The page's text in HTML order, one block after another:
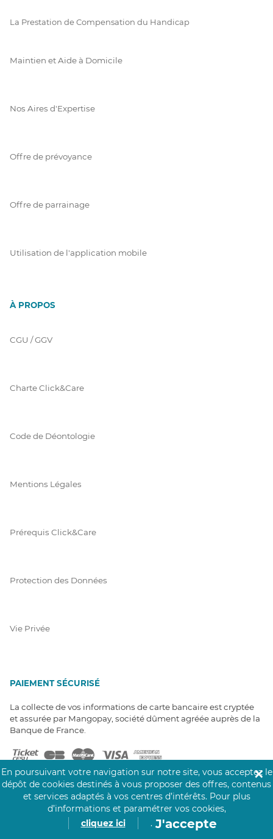
La Prestation de Compensation du Handicap
Maintien et Aide à Domicile
Nos Aires d'Expertise
Offre de prévoyance
Offre de parrainage
Utilisation de l'application mobile
À PROPOS
CGU / GGV
Charte Click&Care
Code de Déontologie
Mentions Légales
Prérequis Click&Care
Protection des Données
Vie Privée
PAIEMENT SÉCURISÉ
La collecte de vos informations de carte bancaire est cryptée
et assurée par Mangopay, société dûment agréée auprès de la
Banque de France.
NOS PARTENAIRES
En poursuivant votre navigation sur notre site, vous acceptez le
dépôt de cookies destinés à vous proposer des offres, contenus
et services adaptés à vos centres d’intérêts. Pour plus
d’informations et paramétrer vos cookies,
cliquez ici
. J'accepte
✕